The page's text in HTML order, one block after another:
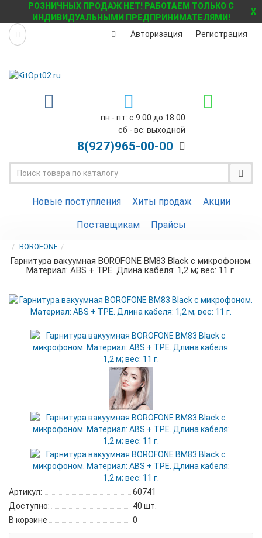
РОЗНИЧНЫХ ПРОДАЖ НЕТ! РАБОТАЕМ ТОЛЬКО С
ИНДИВИДУАЛЬНЫМИ ПРЕДПРИНИМАТЕЛЯМИ!
X
Авторизация Регистрация
пн - пт: с 9.00 до 18.00
сб - вс: выходной
8(927)965-00-00
Новые поступления Хиты продаж Акции
Поставщикам Прайсы
BOROFONE
Гарнитура вакуумная BOROFONE BM83 Black с микрофоном.
Материал: ABS + TPE. Длина кабеля: 1,2 м; вес: 11 г.
Артикул:
60741
Доступно:
40 шт.
В корзине
0